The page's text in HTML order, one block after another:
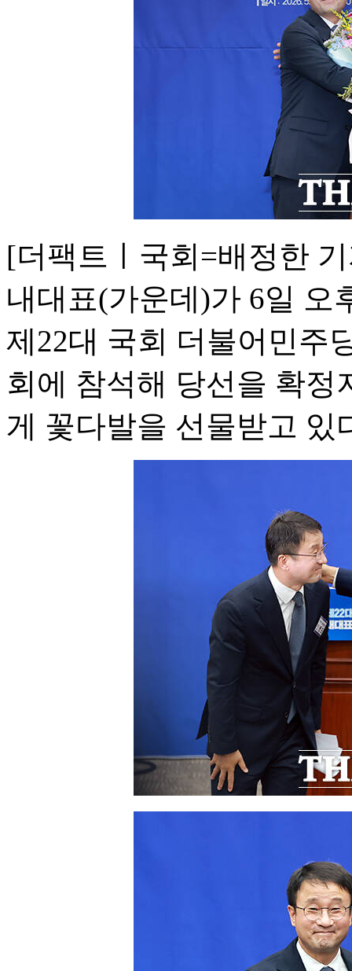
[더팩트ㅣ국회=배정한
내대표(가운데)가 6일 오
제22대 국회 더불어민주
회에 참석해 당선을 확
게 꽃다발을 선물받고 있